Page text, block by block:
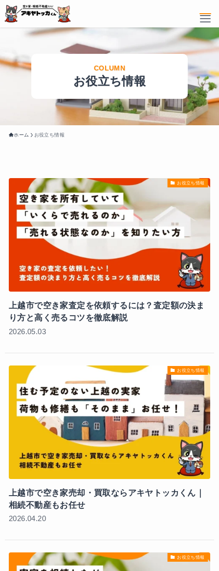
サービス内容
売りたい
買いたい
選ばれている理由
お客様の声
お手紙を受け取られたお客様
よくある質問
会社案内
お役立ち情報
0257-24-3711
営業時間 10:00～18:00（水曜・日曜定休）
無料相談会実施中
お問い合わせ
チャットで気軽にご相談
LINEで相談
お役立ち情報
ホーム お役立ち情報
お役立ち情報
上越市で空き家査定を依頼するには？査定額の決ま
り方と高く売るコツを徹底解説
2026.05.03
お役立ち情報
上越市で空き家売却・買取ならアキヤトッカくん｜
相続不動産もお任せ
2026.04.20
お役立ち情報